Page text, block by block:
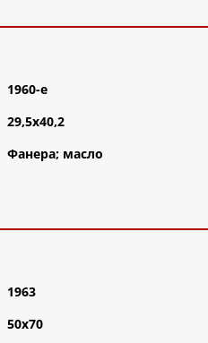
1960-е
29,5х40,2
Фанера; масло
1963
50х70